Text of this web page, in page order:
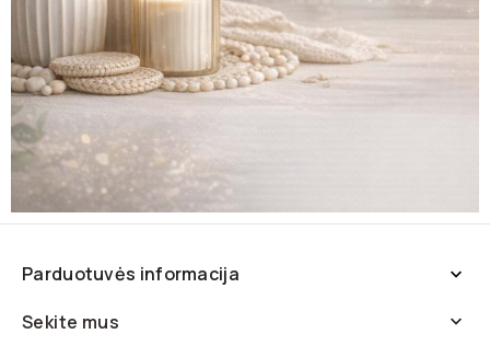
Parduotuvės informacija 
Sekite mus 